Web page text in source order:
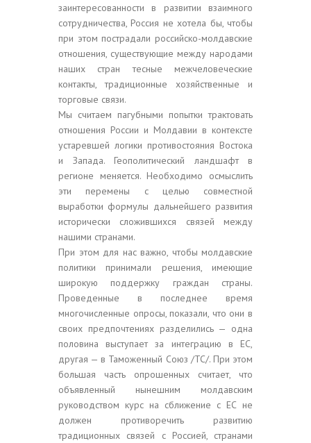
заинтересованности в развитии взаимного
сотрудничества, Россия не хотела бы, чтобы
при этом пострадали российско-молдавские
отношения, существующие между народами
наших стран тесные межчеловеческие
контакты, традиционные хозяйственные и
торговые связи.
Мы считаем пагубными попытки трактовать
отношения России и Молдавии в контексте
устаревшей логики противостояния Востока
и Запада. Геополитический ландшафт в
регионе меняется. Необходимо осмыслить
эти перемены с целью совместной
выработки формулы дальнейшего развития
исторически сложившихся связей между
нашими странами.
При этом для нас важно, чтобы молдавские
политики принимали решения, имеющие
широкую поддержку граждан страны.
Проведенные в последнее время
многочисленные опросы, показали, что они в
своих предпочтениях разделились — одна
половина выступает за интеграцию в ЕС,
другая — в Таможенный Союз /ТС/. При этом
большая часть опрошенных считает, что
объявленный нынешним молдавским
руководством курс на сближение с ЕС не
должен противоречить развитию
традиционных связей с Россией, странами